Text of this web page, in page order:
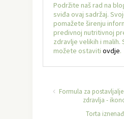
Podržite naš rad na
sviđa ovaj sadržaj.
pomažete širenju
predivnoj nutritivnoj
zdravlje velikih i malih.
možete ostaviti ovdje.
Formula za
zdravlja -
Torta